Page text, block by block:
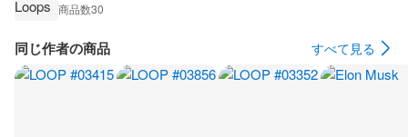
商品数30
同じ作者の商品 すべて見る